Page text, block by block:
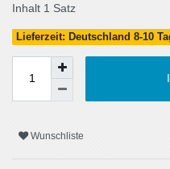
Inhalt 1 Satz
Lieferzeit: Deutschland 8-10
Wunschliste